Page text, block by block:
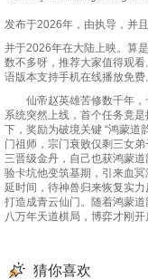
发布于2026年，由执导，并
并于2026年在大陆上映。算
数不多呀，推荐大家值得观
语版本支持手机在线播放免费
仙帝赵英雄苦修数千年，
系统突然上线，首个任务竟
下，奖励为破境关键 “鸿蒙道
门祖师，宗门衰败仅剩三女
三晋级金丹，自己也获鸿蒙
验卡坑他变筑基期，引来血
延时间，待神兽归来恢复实
打造成青云仙门。随着鸿蒙
八万年天道棋局，博弈才刚开
猜你喜欢